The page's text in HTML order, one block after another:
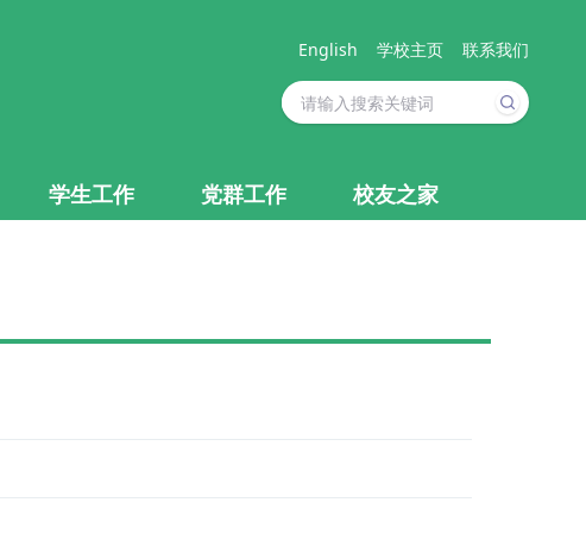
English 学校主页 联系我们
学生工作 党群工作 校友之家